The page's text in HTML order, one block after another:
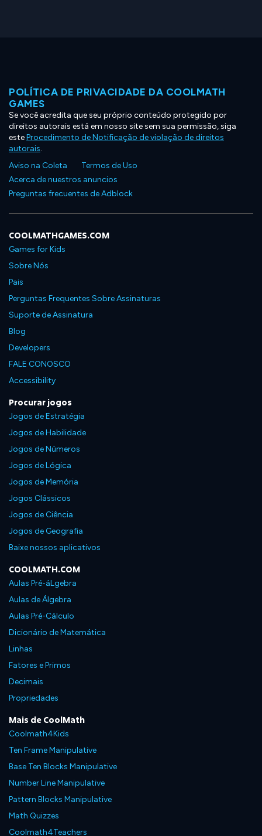
POLÍTICA DE PRIVACIDADE DA COOLMATH
GAMES
Se você acredita que seu próprio conteúdo protegido por
direitos autorais está em nosso site sem sua permissão, siga
esteProcedimento de Notificação de violação de direitos
autorais.
Aviso na Coleta
Termos de Uso
Acerca de nuestros anuncios
Preguntas frecuentes de Adblock
COOLMATHGAMES.COM
Games for Kids
Sobre Nós
Pais
Perguntas Frequentes Sobre Assinaturas
Suporte de Assinatura
Blog
Developers
FALE CONOSCO
Accessibility
Procurar jogos
Jogos de Estratégia
Jogos de Habilidade
Jogos de Números
Jogos de Lógica
Jogos de Memória
Jogos Clássicos
Jogos de Ciência
Jogos de Geografia
Baixe nossos aplicativos
COOLMATH.COM
Aulas Pré-áLgebra
Aulas de Álgebra
Aulas Pré-Cálculo
Dicionário de Matemática
Linhas
Fatores e Primos
Decimais
Propriedades
Mais de CoolMath
Coolmath4Kids
Ten Frame Manipulative
Base Ten Blocks Manipulative
Number Line Manipulative
Pattern Blocks Manipulative
Math Quizzes
Coolmath4Teachers